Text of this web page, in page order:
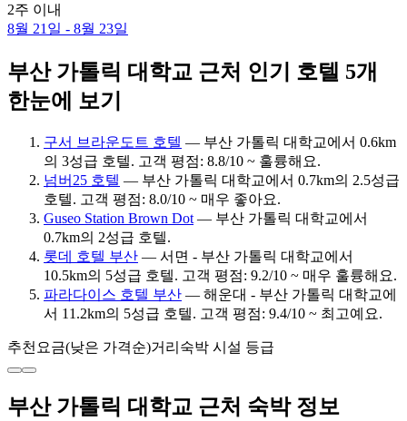
2주 이내
8월 21일 - 8월 23일
부산 가톨릭 대학교 근처 인기 호텔 5개
한눈에 보기
구서 브라운도트 호텔 — 부산 가톨릭 대학교에서 0.6km
의 3성급 호텔. 고객 평점: 8.8/10 ~ 훌륭해요.
넘버25 호텔 — 부산 가톨릭 대학교에서 0.7km의 2.5성급
호텔. 고객 평점: 8.0/10 ~ 매우 좋아요.
Guseo Station Brown Dot — 부산 가톨릭 대학교에서
0.7km의 2성급 호텔.
롯데 호텔 부산 — 서면 - 부산 가톨릭 대학교에서
10.5km의 5성급 호텔. 고객 평점: 9.2/10 ~ 매우 훌륭해요.
파라다이스 호텔 부산 — 해운대 - 부산 가톨릭 대학교에
서 11.2km의 5성급 호텔. 고객 평점: 9.4/10 ~ 최고예요.
추천 요금(낮은 가격순)거리 숙박 시설 등급
부산 가톨릭 대학교 근처 숙박 정보